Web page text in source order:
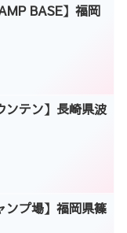
BASE】福岡
ンテン】長崎県波
ンプ場】福岡県篠